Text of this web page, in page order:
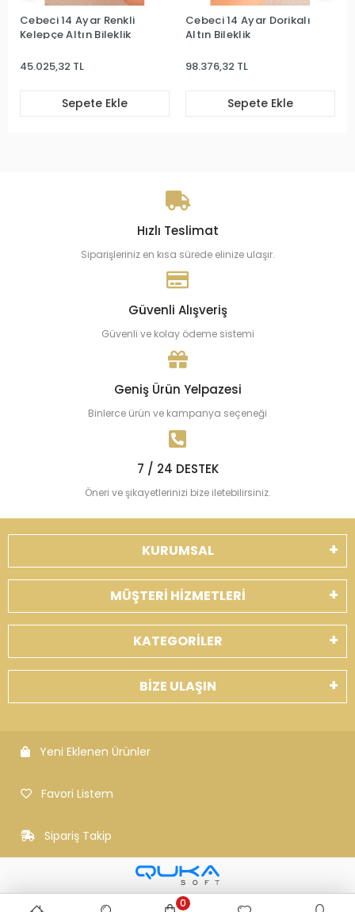
Cebeci 14 Ayar Renkli
Kelepçe Altın Bileklik
45.025,32 TL
Sepete Ekle
Cebeci 14 Ayar Dorikalı
Altın Bileklik
98.376,32 TL
Sepete Ekle
Hızlı Teslimat
Siparişleriniz en kısa sürede elinize ulaşır.
Güvenli Alışveriş
Güvenli ve kolay ödeme sistemi
Geniş Ürün Yelpazesi
Binlerce ürün ve kampanya seçeneği
7 / 24 DESTEK
Öneri ve şikayetlerinizi bize iletebilirsiniz.
KURUMSAL
MÜŞTERİ HİZMETLERİ
KATEGORİLER
BİZE ULAŞIN
Yeni Eklenen Ürünler
Favori Listem
Sipariş Takip
0